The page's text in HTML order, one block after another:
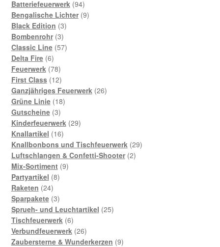
Produkte
Batteriefeuerwerk 9494
Produkte
Bengalische Lichter 99
Black Edition 33
Bombenrohr 33
Produkte
Classic Line 5757
Delta Fire 66
Produkte
Feuerwerk 7878
Produkte
First Class 1212
Produkte
Ganzjähriges Feuerwerk 2626
Grüne Linie 1818
Gutscheine 33
Produkte
Kinderfeuerwerk 2929
Knallartikel 1616
Produkte
Knallbonbons und Tischfeuerwerk 2929
Luftschlangen & Confetti-Shooter 22
Mix-Sortiment 99
Partyartikel 88
Raketen 2424
Produkte
Sparpakete 33
Produkte
Sprueh- und Leuchtartikel 2525
Tischfeuerwerk 66
Produkte
Verbundfeuerwerk 2626
Produkte
Zaubersterne & Wunderkerzen 99